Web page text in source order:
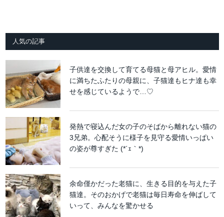
人気の記事
子供達を交換して育てる母猫と母アヒル。愛情
に満ちたふたりの母親に、子猫達もヒナ達も幸
せを感じているようで…♡
発熱で寝込んだ女の子のそばから離れない猫の
3兄弟。心配そうに様子を見守る愛情いっぱい
の姿が尊すぎた (*´ｪ｀*)
余命僅かだった老猫に、生きる目的を与えた子
猫達。そのおかげで老猫は毎日寿命を伸ばして
いって、みんなを驚かせる